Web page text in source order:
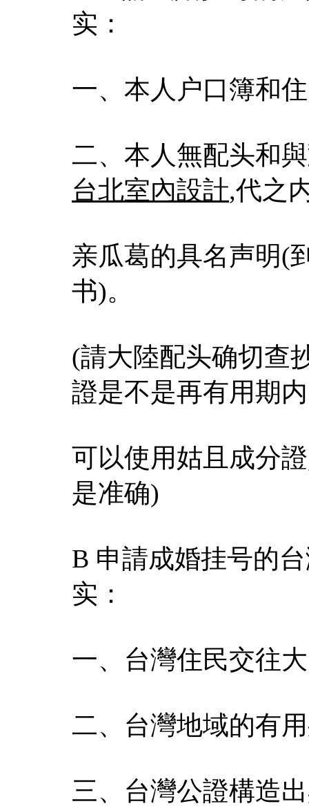
实：
一、本人户口簿和
二、本人無配头和
台北室內設計,代之
亲瓜葛的具名声明(
书)。
(請大陸配头确切查
證是不是再有用期
可以使用姑且成分
是准确)
B 申請成婚挂号的
实：
一、台灣住民交往
二、台灣地域的有
三、台灣公證構造